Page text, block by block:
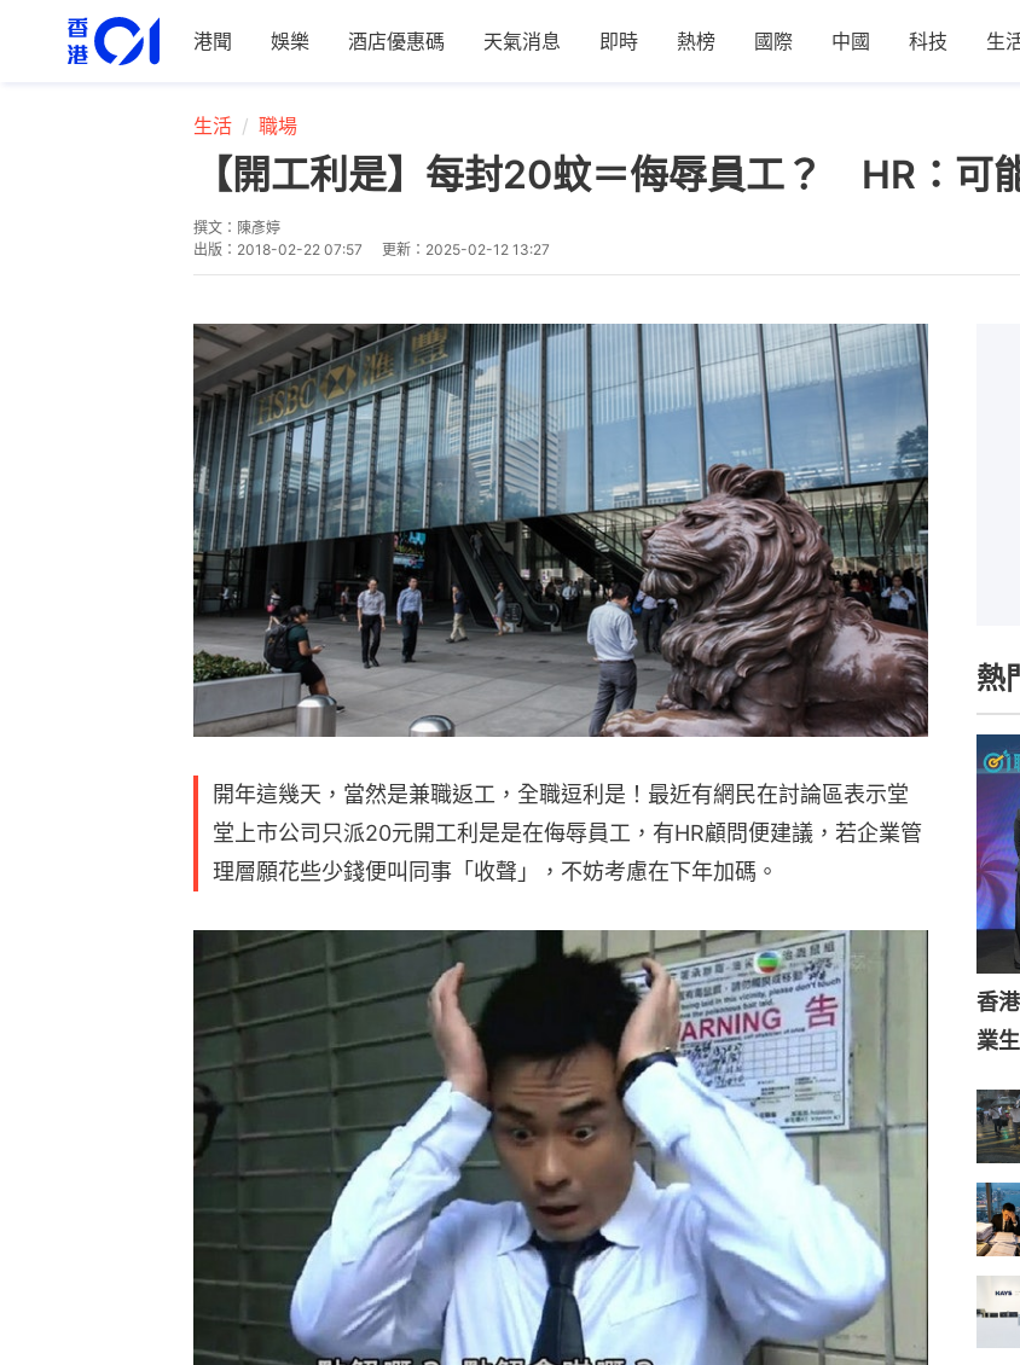
港聞 娛樂 酒店優惠碼 天氣消息 即時 熱榜 國際 中國 科技 生
生活 職場
【開工利是】每封20蚊＝侮辱員工？ HR：可
撰文： 陳彥婷
出版： 2018-02-22 07:57 更新： 2025-02-12 13:27
開年這幾天，當然是兼職返工，全職逗利是！最近有網民在討論區表示堂
堂上市公司只派20元開工利是是在侮辱員工，有HR顧問便建議，若企業管
理層願花些少錢便叫同事「收聲」，不妨考慮在下年加碼。
熱
香
業